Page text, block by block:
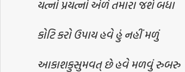
યત્નો પ્રયત્નો એળે તમારા જશે બધા
કોટિ કરો ઉપાય હવે હું નહીં મળું
આકાશકુસુમવત્ છે હવે મળવું રુબરુ